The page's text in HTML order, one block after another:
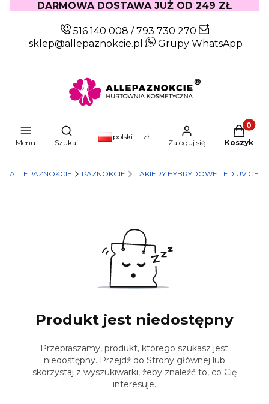
DARMOWA DOSTAWA JUŻ OD 249 ZŁ
516 140 008 /793 730 270
sklep@allepaznokcie.pl
Grupy WhatsApp
Menu
Otwórz wyszukiwarkę
Szukaj
polski zł
Zaloguj się Koszyk
ALLEPAZNOKCIE PAZNOKCIE LAKIERY HYBRYDOWE LED UV GEL
Produkt jest niedostępny
Przepraszamy, produkt, którego szukasz jest
niedostępny. Przejdź do Strony głównej lub
skorzystaj z wyszukiwarki, żeby znaleźć to, co Cię
interesuje.